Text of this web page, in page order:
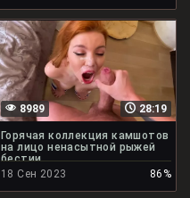
28:19
8989
Горячая коллекция камшотов
на лицо ненасытной рыжей
бестии
18 Сен 2023
86%